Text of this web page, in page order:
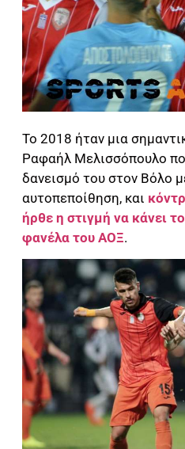
Το 2018 ήταν μια
Ραφαήλ Μελισσόπουλο
δανεισμό του στον Βόλο
αυτοπεποίθηση, και
ήρθε η στιγμή να κάνει
φανέλα του ΑΟΞ.